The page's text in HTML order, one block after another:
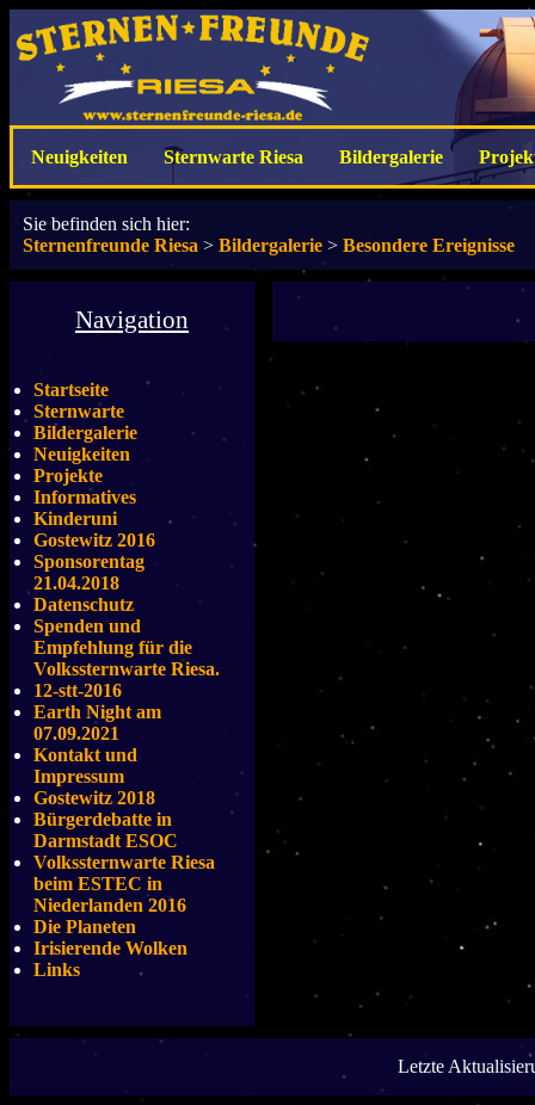
Neuigkeiten Sternwarte Riesa Bildergalerie
Sie befinden sich hier:
Sternenfreunde Riesa > Bildergalerie > Besondere Ereignisse
Navigation
Startseite
Sternwarte
Bildergalerie
Neuigkeiten
Projekte
Informatives
Kinderuni
Gostewitz 2016
Sponsorentag
21.04.2018
Datenschutz
Spenden und
Empfehlung für die
Volkssternwarte Riesa.
12-stt-2016
Earth Night am
07.09.2021
Kontakt und
Impressum
Gostewitz 2018
Bürgerdebatte in
Darmstadt ESOC
Volkssternwarte Riesa
beim ESTEC in
Niederlanden 2016
Die Planeten
Irisierende Wolken
Links
Letzte